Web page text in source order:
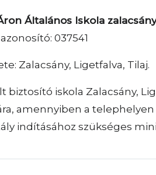
Általános Iskola
037541
Zalacsány, Ligetfalva, Tilaj.
biztosító iskola Zalacsány,
amennyiben a
indításához szükséges